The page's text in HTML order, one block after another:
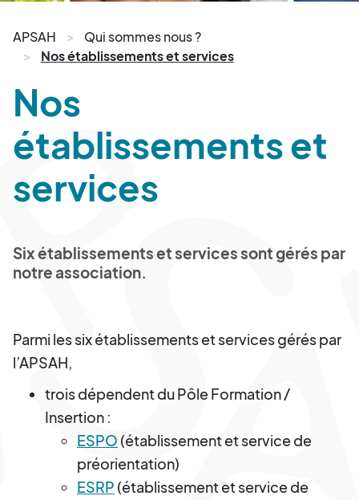
APSAH
Qui sommes nous ?
Nos établissements et services
Nos
établissements et
services
Six établissements et services sont gérés par
notre association.
Parmi les six établissements et services gérés par
l’APSAH,
trois dépendent du Pôle Formation /
Insertion :
ESPO (établissement et service de
préorientation)
ESRP (établissement et service de